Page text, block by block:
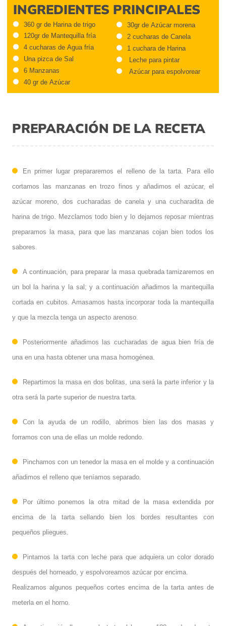
INGREDIENTES PRINCIPALES
360 gr de Harina de trigo
120gr de Mantequilla fría
4 cucharas de Agua fría
Una pizca de Sal
6 Manzanas
40 gr de Azúcar
30gr de Azúcar morena
2 cucharas de Canela
1 cuchara de Harina
Leche para pintar
Azúcar para espolvorear
PREPARACIÓN DE LA RECETA
En primer lugar prepararemos el relleno de la tarta. Para ello
cortamos las manzanas en trozo finos y añadimos el azúcar, el
azúcar moreno, dos cucharadas de canela y una cucharadita de
harina de trigo. Mezclamos todo bien y lo dejamos reposar mientras
preparamos la masa, para que las manzanas cojan bien todos los
sabores.
A continuación, para preparar la masa quebrada tamizaremos en
un bol la harina y la sal; y a continuación añadimos la mantequilla
cortada en cubitos. Amasamos hasta incorporar toda la mantequilla
y que la mezcla tenga un aspecto arenoso.
Posteriormente añadimos las cucharadas de agua bien fría de
una en una hasta obtener una masa homogénea.
Repartimos la masa en dos bolitas, una será la parte inferior y la
otra será la parte superior de nuestra tarta.
Con la ayuda de un rodillo, abrimos bien las dos masas y
forramos con una de ellas un molde redondo.
Pinchamos con un tenedor la masa en el molde y a continuación
añadimos el relleno que teníamos separado.
Por último ponemos la otra mitad de la masa extendida por
encima de la tarta sellando bien los bordes resultantes con
pequeños pliegues.
Pintamos la tarta con leche para que adquiera un color dorado
después del horneado, y espolvoreamos azúcar por encima.
Realizamos algunos pequeños cortes encima de la tarta antes de
meterla en el horno.